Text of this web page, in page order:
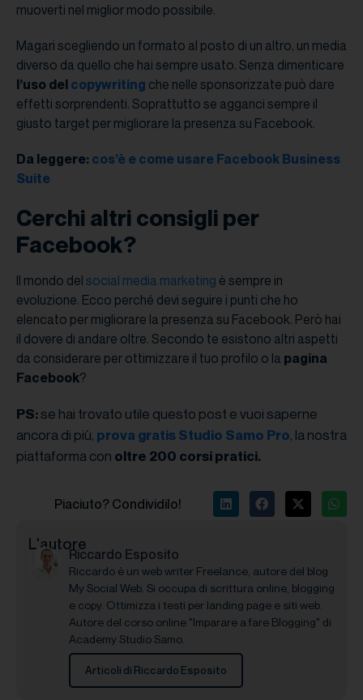
muoverti nel miglior modo possibile.
Magari scegliendo un formato al posto di un altro, un media
diverso da quello che hai sempre usato. Senza dimenticare
l’uso del copywriting che nelle sponsorizzate può dare
effetti sorprendenti. Soprattutto se agganci sempre il
giusto target per migliorare la presenza su Facebook.
Da leggere: cos’è e come usare Facebook Business
Suite
Cerchi altri consigli per
Facebook?
Il mondo del social media marketing è sempre in
evoluzione. Ecco perché devi seguire i punti che ho
elencato per migliorare la presenza su Facebook. Però hai
il dovere di andare oltre. Secondo te esistono altri aspetti
da considerare per ottimizzare il tuo profilo o la pagina
Facebook?
PS:se hai trovato utile questo post e vuoi saperne
ancora di più, prova gratis Studio Samo Pro, la nostra
piattaforma con oltre 200 corsi pratici.
Piaciuto? Condividilo!
L'autore
Riccardo Esposito
Riccardo è un web writer Freelance, autore del blog
My Social Web. Si occupa di scrittura online, blogging
e copy. Ottimizza i testi per landing page e siti web.
Autore del corso online "Imparare a fare Blogging" di
Academy Studio Samo.
Articoli di Riccardo Esposito